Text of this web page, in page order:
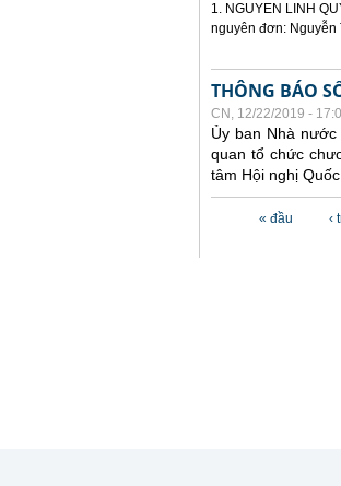
1. NGUYEN LINH
nguyên đơn: Nguyễn
THÔNG BÁO
CN, 12/22/2019 -
Ủy ban Nhà
quan tổ chức
tâm Hội nghị
« đầu ‹